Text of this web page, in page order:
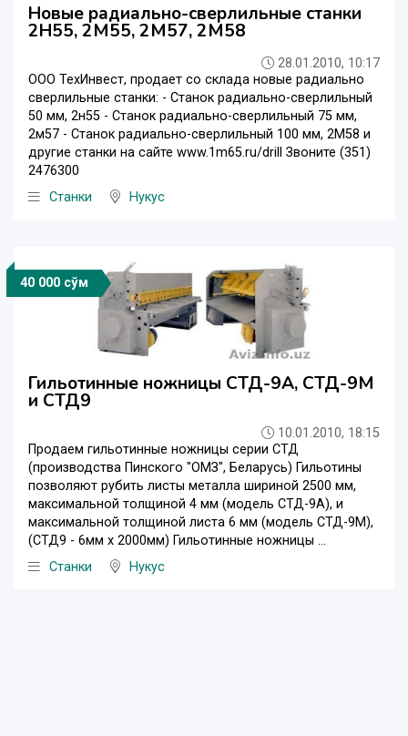
Новые радиально-сверлильные станки
2Н55, 2М55, 2М57, 2М58
28.01.2010, 10:17
ООО ТехИнвест, продает со склада новые радиально
сверлильные станки: - Станок радиально-сверлильный
50 мм, 2н55 - Станок радиально-сверлильный 75 мм,
2м57 - Станок радиально-сверлильный 100 мм, 2М58 и
другие станки на сайте www.1m65.ru/drill Звоните (351)
2476300
Станки
Нукус
40 000 сўм
Гильотинные ножницы СТД-9А, СТД-9М
и СТД9
10.01.2010, 18:15
Продаем гильотинные ножницы серии СТД
(производства Пинского "ОМЗ", Беларусь) Гильотины
позволяют рубить листы металла шириной 2500 мм,
максимальной толщиной 4 мм (модель СТД-9А), и
максимальной толщиной листа 6 мм (модель СТД-9М),
(СТД9 - 6мм х 2000мм) Гильотинные ножницы ...
Станки
Нукус